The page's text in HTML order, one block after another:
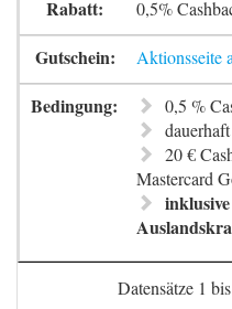
0,5%
Aktionsseite
0,5 %
20 €
Mastercard
Datensätze 1